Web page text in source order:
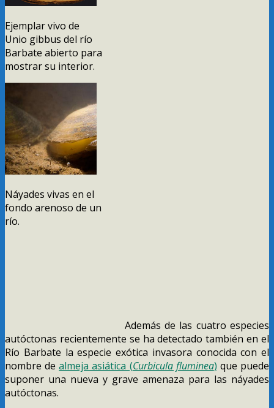
Ejemplar vivo de
Unio gibbus del río
Barbate abierto para
mostrar su interior.
Náyades vivas en el
fondo arenoso de un
río.
Además de las cuatro especies
autóctonas recientemente se ha detectado también en el
Río Barbate la especie exótica invasora conocida con el
nombre dealmeja asiática (Curbicula fluminea) que puede
suponer una nueva y grave amenaza para las náyades
autóctonas.